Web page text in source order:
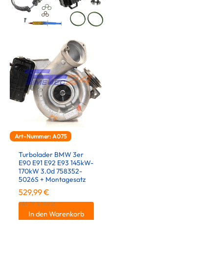
Art-Nummer: A075
Turbolader BMW 3er
E90 E91 E92 E93 145kW-
170kW 3.0d 758352-
5026S + Montagesatz
529,99€
inkl. 19 % MwSt.
In den Warenkorb